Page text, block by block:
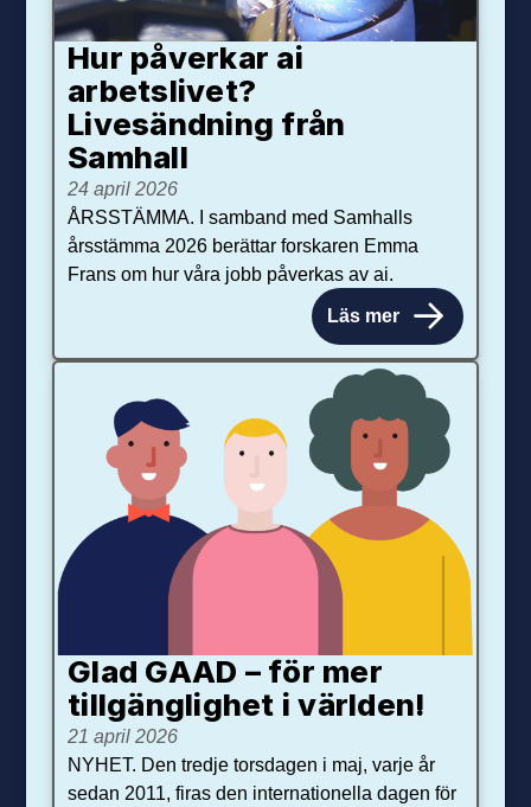
Hur påverkar ai
arbetslivet?
Livesändning från
Samhall
24 april 2026
ÅRSSTÄMMA. I samband med Samhalls
årsstämma 2026 berättar forskaren Emma
Frans om hur våra jobb påverkas av ai.
Läs mer
Glad GAAD – för mer
tillgänglighet i världen!
21 april 2026
NYHET. Den tredje torsdagen i maj, varje år
sedan 2011, firas den internationella dagen för